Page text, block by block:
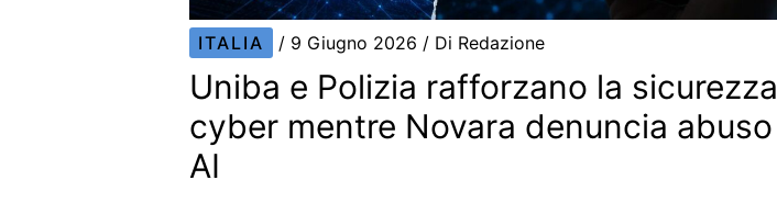
ITALIA / 9 Giugno 2026 / Di Redazione
Uniba e Polizia rafforzano la sicurezza
cyber mentre Novara denuncia abuso
AI